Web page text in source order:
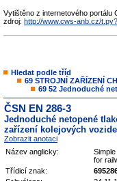
Vytištěno z internetového portálu
zdroj: http://www.cws-anb.cz/
Hledat podle tříd
69 STROJNÍ ZAŘÍZENÍ
69 52 Jednoduché
ČSN EN 286-3
Jednoduché netopené
zařízení kolejových vozidel
Zobrazit anotaci
Název anglicky:
for
Třídicí znak: